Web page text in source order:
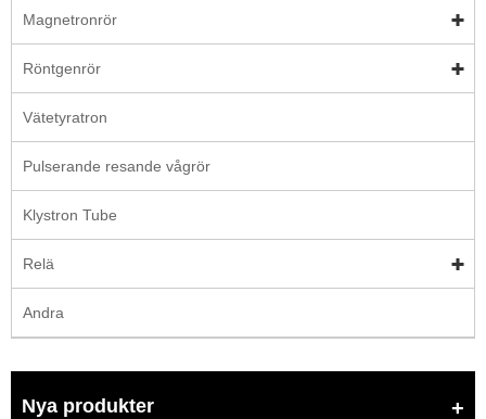
Magnetronrör
Röntgenrör
Vätetyratron
Pulserande resande vågrör
Klystron Tube
Relä
Andra
Nya produkter